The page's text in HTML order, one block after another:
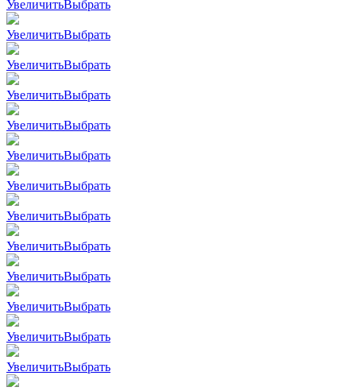
УвеличитьВыбрать
УвеличитьВыбрать
УвеличитьВыбрать
УвеличитьВыбрать
УвеличитьВыбрать
УвеличитьВыбрать
УвеличитьВыбрать
УвеличитьВыбрать
УвеличитьВыбрать
УвеличитьВыбрать
УвеличитьВыбрать
УвеличитьВыбрать
УвеличитьВыбрать